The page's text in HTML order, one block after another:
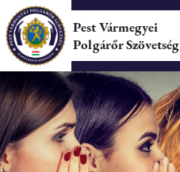
Pest Vármegyei
Polgárőr Szövetség